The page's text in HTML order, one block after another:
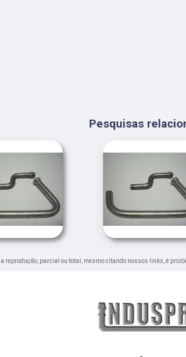
Pesquisas
reprodução, parcial ou total, mesmo citando nossos links, é